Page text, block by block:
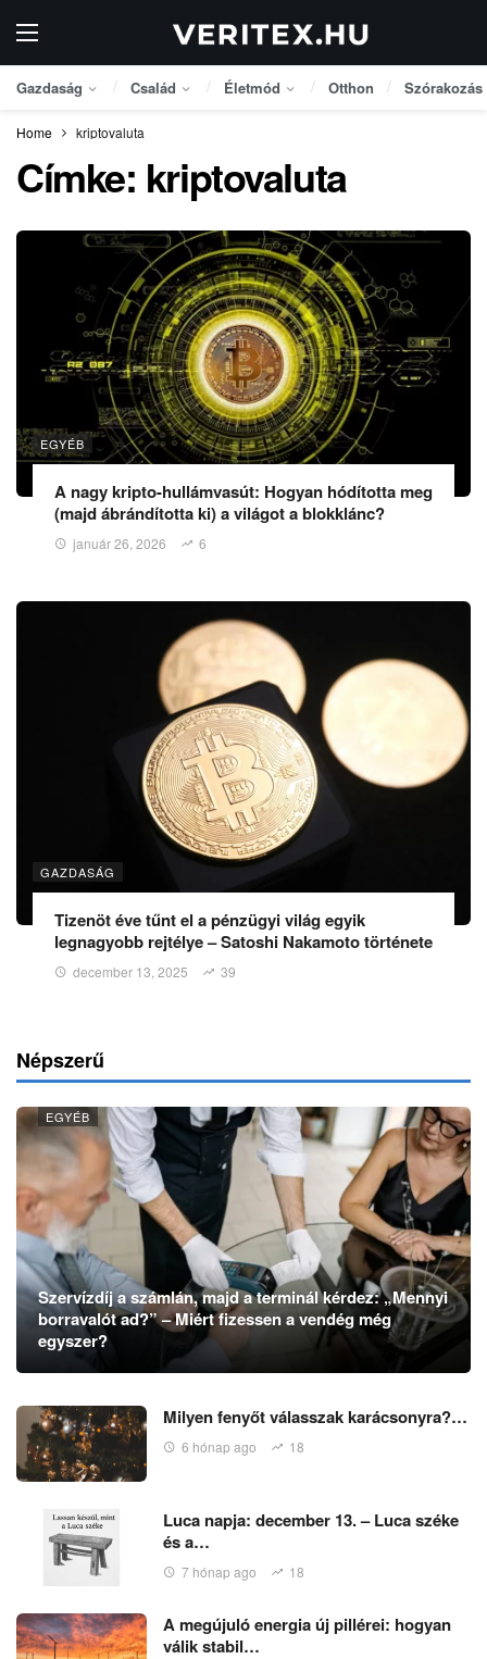
Gazdaság Család Életmód Otthon Szórakozás
Home kriptovaluta
Címke: kriptovaluta
EGYÉB
A nagy kripto-hullámvasút: Hogyan hódította meg
(majd ábrándította ki) a világot a blokklánc?
január 26, 2026 6
GAZDASÁG
Tizenöt éve tűnt el a pénzügyi világ egyik
legnagyobb rejtélye – Satoshi Nakamoto története
december 13, 2025 39
Népszerű
EGYÉB
Szervízdíj a számlán, majd a terminál kérdez: „Mennyi
borravalót ad?” – Miért fizessen a vendég még
egyszer?
Milyen fenyőt válasszak karácsonyra?…
6 hónap ago 18
Luca napja: december 13. – Luca széke
és a…
7 hónap ago 18
A megújuló energia új pillérei: hogyan
válik stabil…